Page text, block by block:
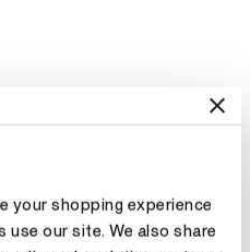
your shopping experience
our site. We also share